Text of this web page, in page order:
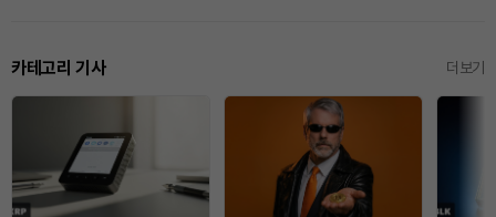
카테고리 기사 더보기